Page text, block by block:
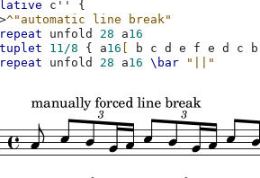
c''
{
^"automatic line break"
unfold 28 a16
11/8 { a16 b c d e f e d c
b
unfold 28 a16 \bar
"||"